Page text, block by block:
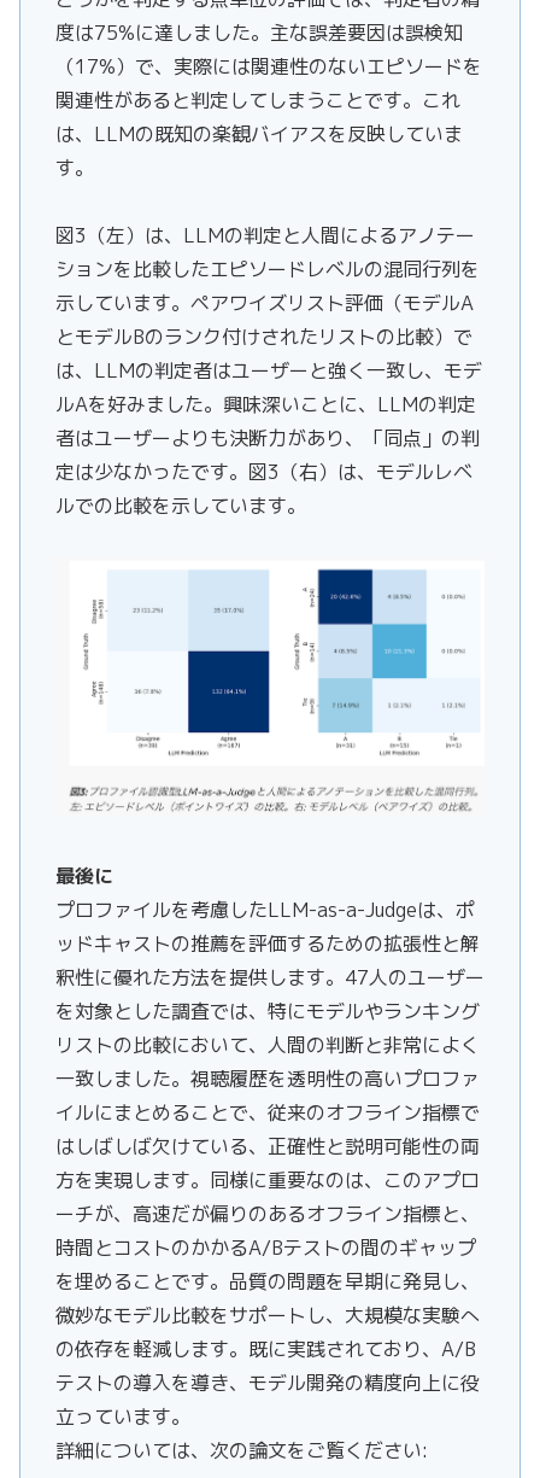
度は75%に達しました。主な誤差要因は誤検知
（17%）で、実際には関連性のないエピソードを
関連性があると判定してしまうことです。これ
は、LLMの既知の楽観バイアスを反映していま
す。
図3（左）は、LLMの判定と人間によるアノテー
ションを比較したエピソードレベルの混同行列を
示しています。ペアワイズリスト評価（モデルA
とモデルBのランク付けされたリストの比較）で
は、LLMの判定者はユーザーと強く一致し、モデ
ルAを好みました。興味深いことに、LLMの判定
者はユーザーよりも決断力があり、「同点」の判
定は少なかったです。図3（右）は、モデルレベ
ルでの比較を示しています。
最後に
プロファイルを考慮したLLM-as-a-Judgeは、ポ
ッドキャストの推薦を評価するための拡張性と解
釈性に優れた方法を提供します。47人のユーザー
を対象とした調査では、特にモデルやランキング
リストの比較において、人間の判断と非常によく
一致しました。視聴履歴を透明性の高いプロファ
イルにまとめることで、従来のオフライン指標で
はしばしば欠けている、正確性と説明可能性の両
方を実現します。同様に重要なのは、このアプロ
ーチが、高速だが偏りのあるオフライン指標と、
時間とコストのかかるA/Bテストの間のギャップ
を埋めることです。品質の問題を早期に発見し、
微妙なモデル比較をサポートし、大規模な実験へ
の依存を軽減します。既に実践されており、A/B
テストの導入を導き、モデル開発の精度向上に役
立っています。
詳細については、次の論文をご覧ください: